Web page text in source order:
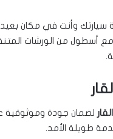
وأنت في مكان بعيد
مع أسطول من الورشات
لضمان جودة وموثوقية